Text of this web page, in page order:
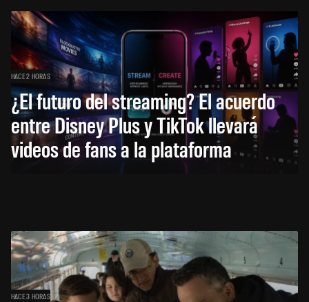
HACE 2 HORAS
¿El futuro del streaming? El acuerdo
entre Disney Plus y TikTok llevará
videos de fans a la plataforma
HACE 3 HORAS